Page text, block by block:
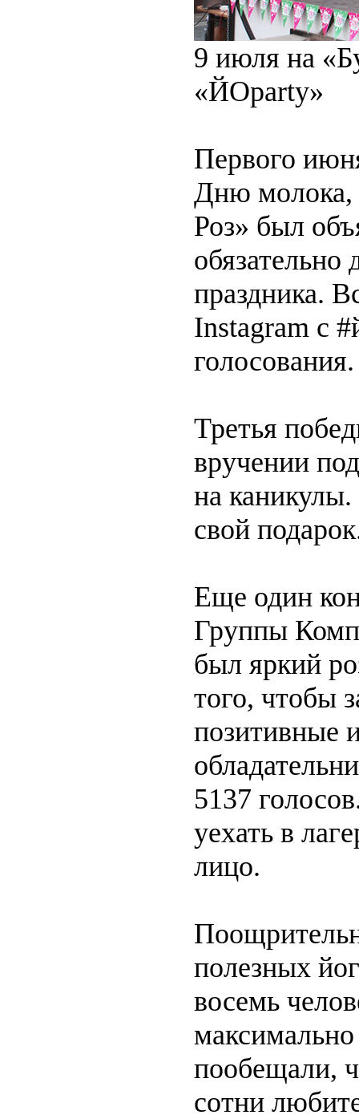
9 июля на
«ЙОparty»
Первого
Дню молока,
Роз» был
праздника.
Instagram с
Третья
вручении
на
свой
Еще один
Группы
был яркий
того, чтобы
позитивные
5137
уехать в
лицо.
полезных
восемь
пообещали,
сотни